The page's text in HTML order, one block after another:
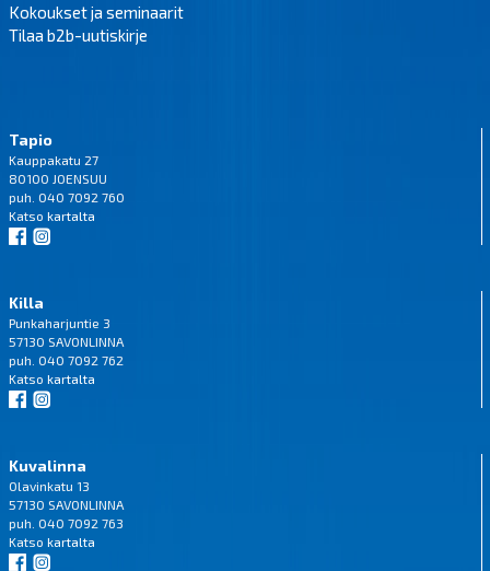
Kokoukset ja seminaarit
Tilaa b2b-uutiskirje
Tapio
Kauppakatu 27
80100 JOENSUU
puh. 040 7092 760
Katso kartalta
Killa
Punkaharjuntie 3
57130 SAVONLINNA
puh. 040 7092 762
Katso kartalta
Kuvalinna
Olavinkatu 13
57130 SAVONLINNA
puh. 040 7092 763
Katso kartalta